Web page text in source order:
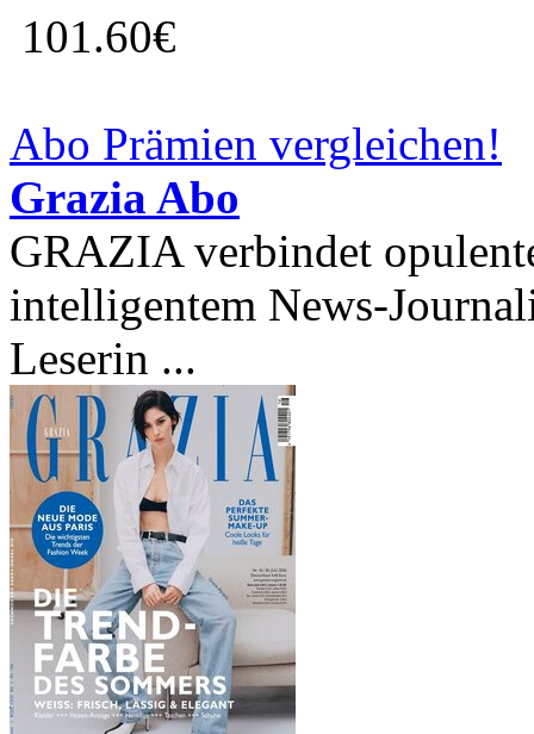
101.60€
Abo Prämien vergleichen!
Grazia Abo
GRAZIA verbindet
intelligentem News-
Leserin ...